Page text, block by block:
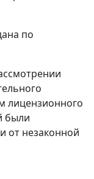
по
лицензионного
были
от незаконной